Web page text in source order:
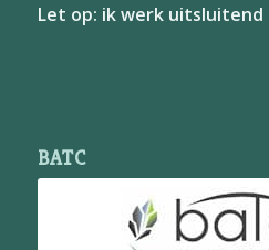
Let op: ik werk uitsluitend
BATC